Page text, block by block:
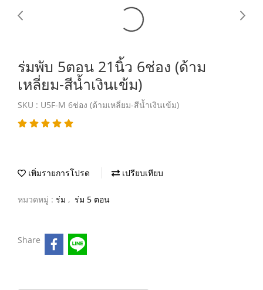
ร่มพับ 5ตอน 21นิ้ว 6ช่อง (ด้าม
เหลี่ยม-สีน้ำเงินเข้ม)
SKU : U5F-M 6ช่อง (ด้ามเหลี่ยม-สีน้ำเงินเข้ม)
เพิ่มรายการโปรด เปรียบเทียบ
หมวดหมู่ : ร่ม , ร่ม 5 ตอน
Share